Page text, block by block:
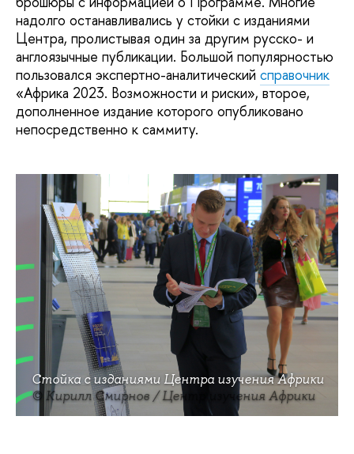
надолго останавливались у стойки с изданиями
Центра, пролистывая один за другим русско- и
англоязычные публикации. Большой популярностью
пользовался экспертно-аналитический справочник
«Африка 2023. Возможности и риски», второе,
дополненное издание которого опубликовано
непосредственно к саммиту.
Стойка с изданиями Центра изучения Африки
© Кирилл Смирнов / Центр изучения Африки